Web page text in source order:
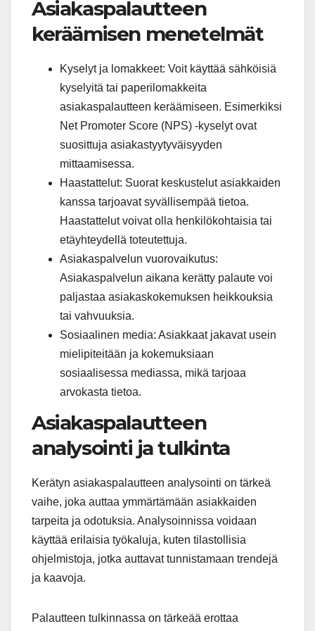
Asiakaspalautteen
keräämisen menetelmät
Kyselyt ja lomakkeet: Voit käyttää sähköisiä
kyselyitä tai paperilomakkeita
asiakaspalautteen keräämiseen. Esimerkiksi
Net Promoter Score (NPS) -kyselyt ovat
suosittuja asiakastyytyväisyyden
mittaamisessa.
Haastattelut: Suorat keskustelut asiakkaiden
kanssa tarjoavat syvällisempää tietoa.
Haastattelut voivat olla henkilökohtaisia tai
etäyhteydellä toteutettuja.
Asiakaspalvelun vuorovaikutus:
Asiakaspalvelun aikana kerätty palaute voi
paljastaa asiakaskokemuksen heikkouksia
tai vahvuuksia.
Sosiaalinen media: Asiakkaat jakavat usein
mielipiteitään ja kokemuksiaan
sosiaalisessa mediassa, mikä tarjoaa
arvokasta tietoa.
Asiakaspalautteen
analysointi ja tulkinta
Kerätyn asiakaspalautteen analysointi on tärkeä
vaihe, joka auttaa ymmärtämään asiakkaiden
tarpeita ja odotuksia. Analysoinnissa voidaan
käyttää erilaisia työkaluja, kuten tilastollisia
ohjelmistoja, jotka auttavat tunnistamaan trendejä
ja kaavoja.
Palautteen tulkinnassa on tärkeää erottaa